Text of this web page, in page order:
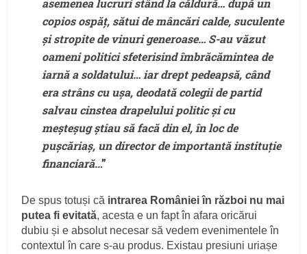
asemenea lucruri stând la căldură… după un
copios ospăț, sătui de mâncări calde, suculente
și stropite de vinuri generoase… S-au văzut
oameni politici sfeterisind îmbrăcămintea de
iarnă a soldatului… iar drept pedeapsă, când
era strâns cu ușa, deodată colegii de partid
salvau cinstea drapelului politic și cu
meșteșug știau să facă din el, în loc de
pușcăriaș, un director de importantă instituție
financiară...”
De spus totuși că intrarea României în război nu mai
putea fi evitată, acesta e un fapt în afara oricărui
dubiu și e absolut necesar să vedem evenimentele în
contextul în care s-au produs. Existau presiuni uriașe